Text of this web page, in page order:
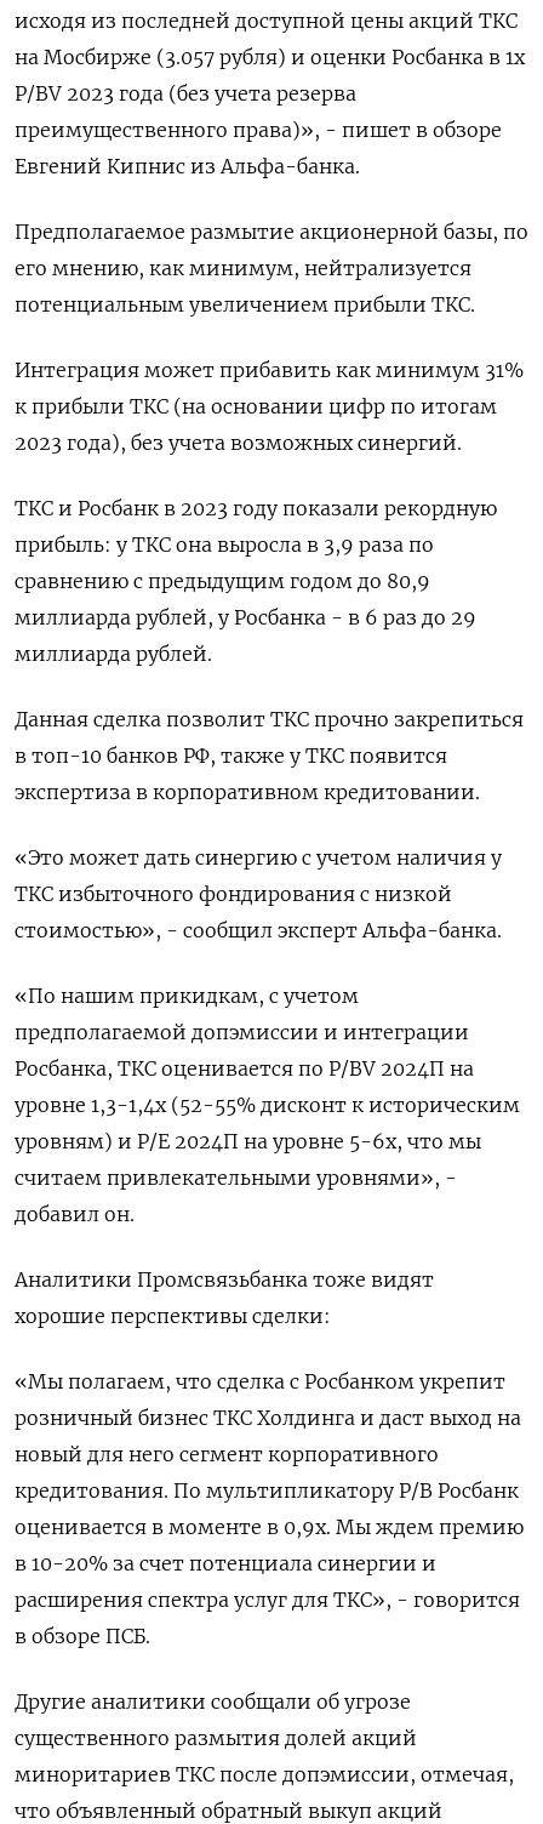
исходя из последней доступной цены акций ТКС
на Мосбирже (3.057 рубля) и оценки Росбанка в 1х
P/BV 2023 года (без учета резерва
преимущественного права)», - пишет в обзоре
Евгений Кипнис из Альфа-банка.
Предполагаемое размытие акционерной базы, по
его мнению, как минимум, нейтрализуется
потенциальным увеличением прибыли ТКС.
Интеграция может прибавить как минимум 31%
к прибыли ТКС (на основании цифр по итогам
2023 года), без учета возможных синергий.
ТКС и Росбанк в 2023 году показали рекордную
прибыль: у ТКС она выросла в 3,9 раза по
сравнению с предыдущим годом до 80,9
миллиарда рублей, у Росбанка - в 6 раз до 29
миллиарда рублей.
Данная сделка позволит ТКС прочно закрепиться
в топ-10 банков РФ, также у ТКС появится
экспертиза в корпоративном кредитовании.
«Это может дать синергию с учетом наличия у
ТКС избыточного фондирования с низкой
стоимостью», - сообщил эксперт Альфа-банка.
«По нашим прикидкам, с учетом
предполагаемой допэмиссии и интеграции
Росбанка, ТКС оценивается по P/BV 2024П на
уровне 1,3-1,4х (52-55% дисконт к историческим
уровням) и P/E 2024П на уровне 5-6х, что мы
считаем привлекательными уровнями», -
добавил он.
Аналитики Промсвязьбанка тоже видят
хорошие перспективы сделки:
«Мы полагаем, что сделка с Росбанком укрепит
розничный бизнес ТКС Холдинга и даст выход на
новый для него сегмент корпоративного
кредитования. По мультипликатору P/B Росбанк
оценивается в моменте в 0,9х. Мы ждем премию
в 10-20% за счет потенциала синергии и
расширения спектра услуг для ТКС», - говорится
в обзоре ПСБ.
Другие аналитики сообщали об угрозе
существенного размытия долей акций
миноритариев ТКС после допэмиссии, отмечая,
что объявленный обратный выкуп акций